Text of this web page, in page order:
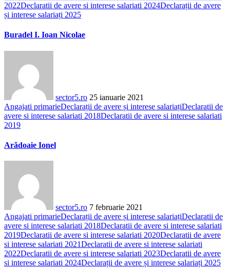
2022Declaratii de avere si interese salariati 2024Declarații de avere
și interese salariați 2025
Buradel I. Ioan Nicolae
sector5.ro 25 ianuarie 2021
Angajati primarieDeclarații de avere și interese salariațiDeclaratii de
avere si interese salariati 2018Declaratii de avere si interese salariati
2019
Arădoaie Ionel
sector5.ro 7 februarie 2021
Angajati primarieDeclarații de avere și interese salariațiDeclaratii de
avere si interese salariati 2018Declaratii de avere si interese salariati
2019Declaratii de avere si interese salariati 2020Declaratii de avere
si interese salariati 2021Declaratii de avere si interese salariati
2022Declaratii de avere si interese salariati 2023Declaratii de avere
si interese salariati 2024Declarații de avere și interese salariați 2025